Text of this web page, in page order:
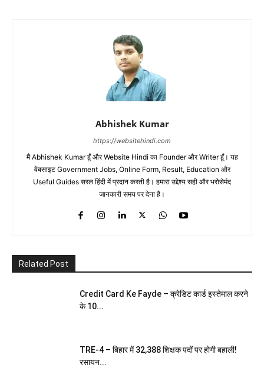
Abhishek Kumar
https://websitehindi.com
मैं Abhishek Kumar हूँ और Website Hindi का Founder और Writer हूँ। यह
वेबसाइट Government Jobs, Online Form, Result, Education और
Useful Guides सरल हिंदी में प्रदान करती है। हमारा उद्देश्य सही और भरोसेमंद
जानकारी समय पर देना है।
Related Post
Credit Card Ke Fayde – क्रेडिट कार्ड इस्तेमाल करने
के 10...
TRE-4 – बिहार में 32,388 शिक्षक पदों पर होगी बहाली!
रसायन...